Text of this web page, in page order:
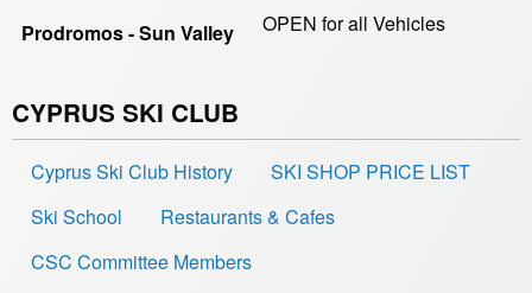
Prodromos - Sun Valley OPEN for all Vehicles
CYPRUS SKI CLUB
Cyprus Ski Club History
SKI SHOP PRICE LIST
Ski School
Restaurants & Cafes
CSC Committee Members